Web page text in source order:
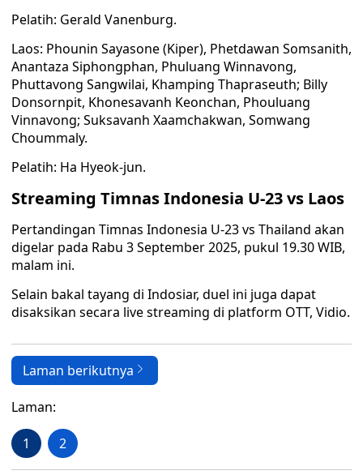
Pelatih: Gerald Vanenburg.
Laos: Phounin Sayasone (Kiper), Phetdawan Somsanith,
Anantaza Siphongphan, Phuluang Winnavong,
Phuttavong Sangwilai, Khamping Thapraseuth; Billy
Donsornpit, Khonesavanh Keonchan, Phouluang
Vinnavong; Suksavanh Xaamchakwan, Somwang
Choummaly.
Pelatih: Ha Hyeok-jun.
Streaming Timnas Indonesia U-23 vs Laos
Pertandingan Timnas Indonesia U-23 vs Thailand akan
digelar pada Rabu 3 September 2025, pukul 19.30 WIB,
malam ini.
Selain bakal tayang di Indosiar, duel ini juga dapat
disaksikan secara live streaming di platform OTT, Vidio.
Laman berikutnya
Laman:
1 2